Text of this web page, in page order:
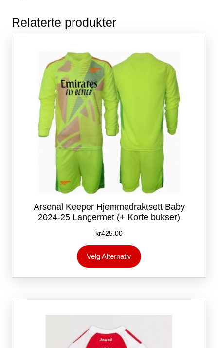
Relaterte produkter
Arsenal Keeper Hjemmedraktsett Baby
2024-25 Langermet (+ Korte bukser)
kr425.00
Velg Alternativ
produktet
flere
Alternativene
produktsiden